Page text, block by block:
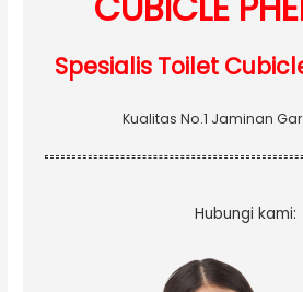
Spesialis Toilet
Kualitas No.1 Jaminan
Hubungi kami: